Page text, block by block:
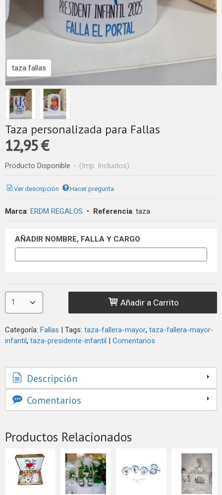
taza fallas
Taza personalizada para Fallas
12,95 €
Producto Disponible - (Imp. Incluidos)
Ver descripción Hacer pregunta
Marca: ERDM REGALOS • Referencia: taza
AÑADIR NOMBRE, FALLA Y CARGO
Añadir a Carrito
Categoría: Fallas | Tags: taza-fallera-mayor taza-fallera-mayor-
infantil taza-presidente-infantil | Comentarios
Descripción
Comentarios
Productos Relacionados